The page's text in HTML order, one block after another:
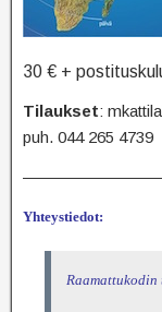
30 € +
Tilaukset:
puh. 044 265 4739
Yhteystiedot: